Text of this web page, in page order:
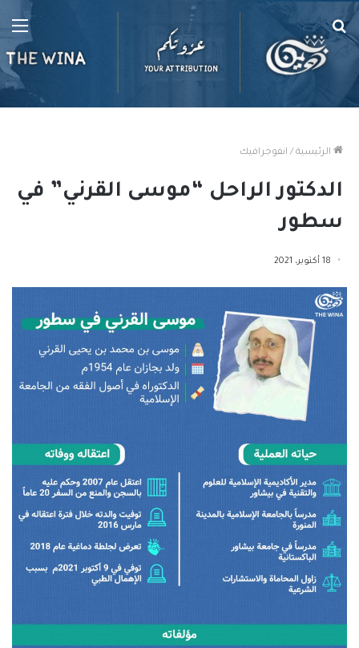
بحث
عن
الرئيسية / انفوجرافيك
الدكتور الراحل “موسى القرني” في
سطور
18 أكتوبر، 2021